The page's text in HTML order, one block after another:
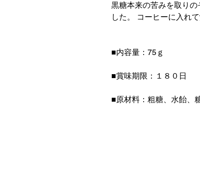
黒糖本来の苦みを取り
した。 コーヒーに入れ
■内容量：75ｇ
■賞味期限：１８０日
■原材料：粗糖、水飴、